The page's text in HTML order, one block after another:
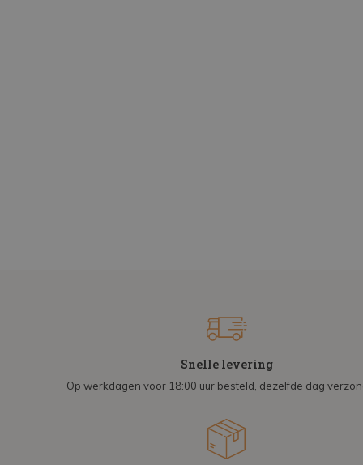
Snelle levering
Op werkdagen voor 18:00 uur besteld, dezelfde dag